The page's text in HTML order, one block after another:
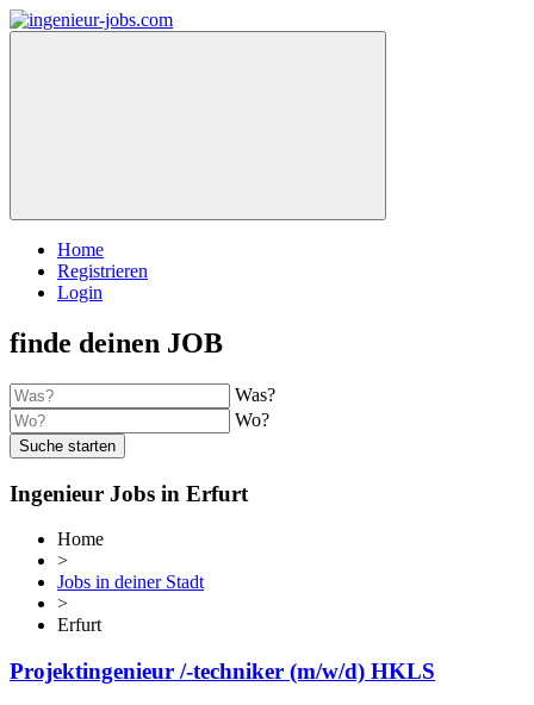
Home
Registrieren
Login
finde deinen JOB
Was?
Wo?
Suche starten
Ingenieur Jobs in Erfurt
Home
>
Jobs in deiner Stadt
>
Erfurt
Projektingenieur /-techniker (m/w/d) HKLS